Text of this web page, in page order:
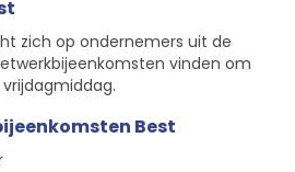
zich op ondernemers uit de
vinden om
Best